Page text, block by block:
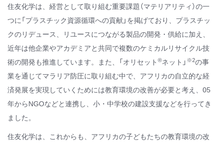
住友化学は、経営として取り組む重要課題（マテリアリティ）の一
つに「プラスチック資源循環への貢献」を掲げており、プラスチッ
クのリデュース、リユースにつながる製品の開発・供給に加え、
近年は他企業やアカデミアと共同で複数のケミカルリサイクル技
術の開発も推進しています。また、「オリセット ®ネット」 ※2の事
業を通じてマラリア防圧に取り組む中で、アフリカの自立的な経
済発展を実現していくためには教育環境の改善が必要と考え、05
年からNGOなどと連携し、小・中学校の建設支援などを行ってき
ました。
住友化学は、これからも、アフリカの子どもたちの教育環境の改